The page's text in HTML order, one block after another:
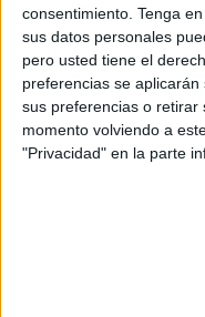
consentimiento. Tenga
sus datos personales
pero usted tiene el
preferencias se
sus preferencias o retirar
momento volviendo a
"Privacidad" en la parte
SEGUIR LEYENDO